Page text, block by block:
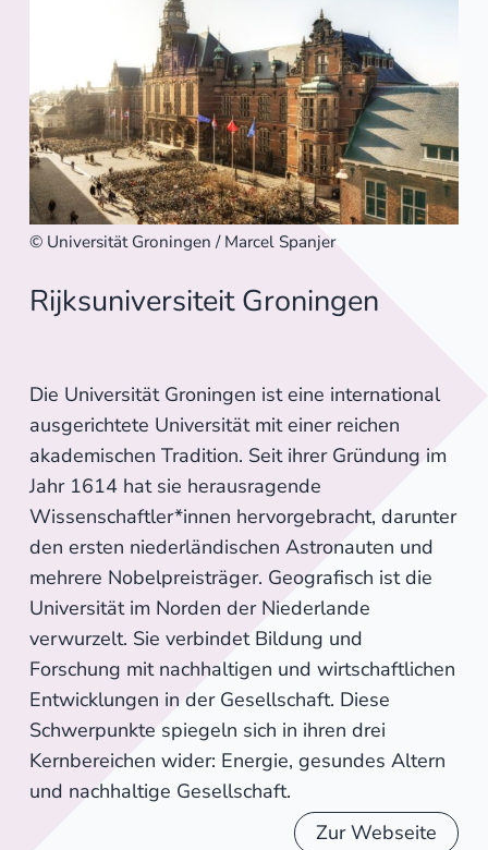
Rijksuniversiteit Groningen
Die Universität Groningen ist eine international
ausgerichtete Universität mit einer reichen
akademischen Tradition. Seit ihrer Gründung im
Jahr 1614 hat sie herausragende
Wissenschaftler*innen hervorgebracht, darunter
den ersten niederländischen Astronauten und
mehrere Nobelpreisträger. Geografisch ist die
Universität im Norden der Niederlande
verwurzelt. Sie verbindet Bildung und
Forschung mit nachhaltigen und wirtschaftlichen
Entwicklungen in der Gesellschaft. Diese
Schwerpunkte spiegeln sich in ihren drei
Kernbereichen wider: Energie, gesundes Altern
und nachhaltige Gesellschaft.
Zur Webseite
© Universität Groningen / Marcel Spanjer